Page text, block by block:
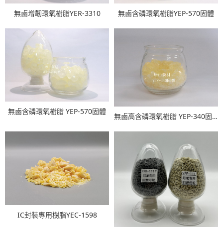
無鹵增韌環氧樹脂YER-3310 無鹵含磷環氧樹脂YEP-570固體
無鹵含磷環氧樹脂 YEP-570固體
無鹵高含磷環氧樹脂 YEP-340固體
IC封裝專用樹脂YEC-1598